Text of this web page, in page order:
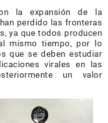
la expansión de la
perdido las fronteras
ya que todos producen
mismo tiempo, por lo
que se deben estudiar
virales en las
un valor